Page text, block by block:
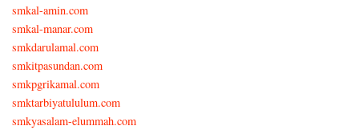
smkal-amin.com
smkal-manar.com
smkdarulamal.com
smkitpasundan.com
smkpgrikamal.com
smktarbiyatululum.com
smkyasalam-elummah.com